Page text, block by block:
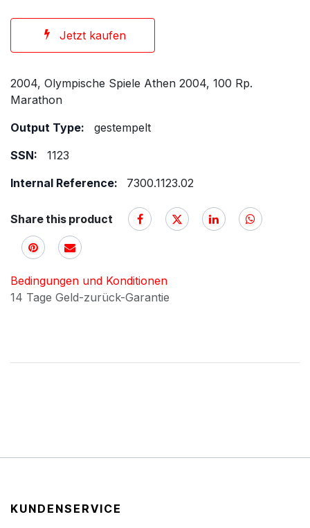
Jetzt kaufen
2004, Olympische Spiele Athen 2004, 100 Rp.
Marathon
Output Type:
gestempelt
SSN:
1123
Internal Reference:
7300.1123.02
Share this product
Bedingungen und Konditionen
14 Tage Geld-zurück-Garantie
KUNDENSERVICE